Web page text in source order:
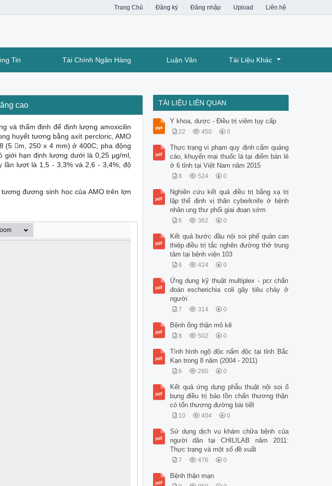
Trang Chủ Đăng ký Đăng nhập Upload Liên hệ
Tin Tài Chính Ngân Hàng Luận Văn Tài Liệu Khác
cao
và thẩm định để định lượng amoxicilin
huyết tương bằng axít percloric, AMO
(5 m, 250 x 4 mm) ở 400C; pha động
giới hạn định lượng dưới là 0,25 µg/ml,
lần lượt là 1,5 - 3,3% và 2,6 - 3,4%; độ
đương sinh học của AMO trên lợn
TÀI LIỆU LIÊN QUAN
Y khoa, dược - Điều trị viêm tụy cấp
22 450 0
Thực trạng vi phạm quy định cấm quảng
cáo, khuyến mại thuốc lá tại điểm bán lẻ
ở 6 tỉnh tại Việt Nam năm 2015
8 524 0
Nghiên cứu kết quả điều trị bằng xạ trị
lập thể định vị thân cyberknife ở bệnh
nhân ung thư phổi giai đoạn sớm
6 362 0
Kết quả bước đầu nội soi phế quản can
thiệp điều trị tắc nghẽn đường thở trung
tâm tại bệnh viện 103
6 424 0
Ứng dụng kỹ thuật multiplex - pcr chẩn
đoán escherichia coli gây tiêu chảy ở
người
7 314 0
Bệnh ống thận mô kẽ
8 502 0
Tình hình ngộ độc nấm độc tại tỉnh Bắc
Kạn trong 8 năm (2004 - 2011)
6 280 0
Kết quả ứng dụng phẫu thuật nội soi ổ
bụng điều trị bảo tồn chấn thương thận
có tổn thương đường bài tiết
10 404 0
Sử dụng dịch vụ khám chữa bệnh của
người dân tại CHILILAB năm 2011:
Thực trạng và một số đề xuất
7 476 0
Bệnh thận mạn